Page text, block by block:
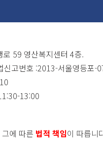
59 영산복지센터 4층.
고번호 :2013-서울영등포-
13:00
에 따른 법적 책임이 따릅니